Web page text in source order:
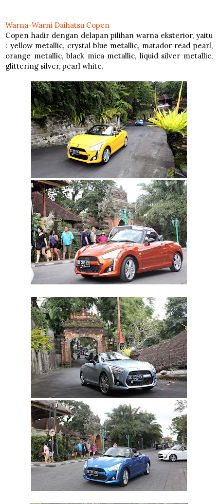
Warna-Warni Daihatsu Copen
Copen hadir dengan delapan pilihan warna eksterior, yaitu
: yellow metallic, crystal blue metallic, matador read pearl,
orange metallic, black mica metallic, liquid silver metallic,
glittering silver, pearl white.